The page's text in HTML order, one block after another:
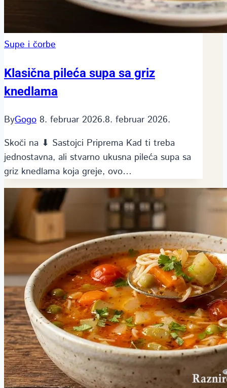
Supe i čorbe
Klasična pileća supa sa griz
knedlama
ByGogo 8. februar 2026.8. februar 2026.
Skoči na ⬇ Sastojci Priprema Kad ti treba
jednostavna, ali stvarno ukusna pileća supa sa
griz knedlama koja greje, ovo…